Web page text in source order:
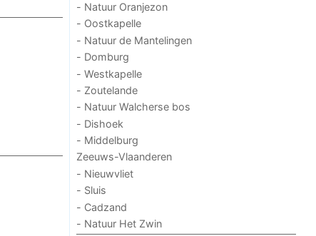
- Natuur Oranjezon
- Oostkapelle
- Natuur de Mantelingen
- Domburg
- Westkapelle
- Zoutelande
- Natuur Walcherse bos
- Dishoek
- Middelburg
Zeeuws-Vlaanderen
- Nieuwvliet
- Sluis
- Cadzand
- Natuur Het Zwin